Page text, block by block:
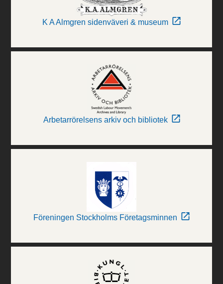
K A Almgren sidenväveri & museum
Arbetarrörelsens arkiv och bibliotek
Föreningen Stockholms Företagsminnen